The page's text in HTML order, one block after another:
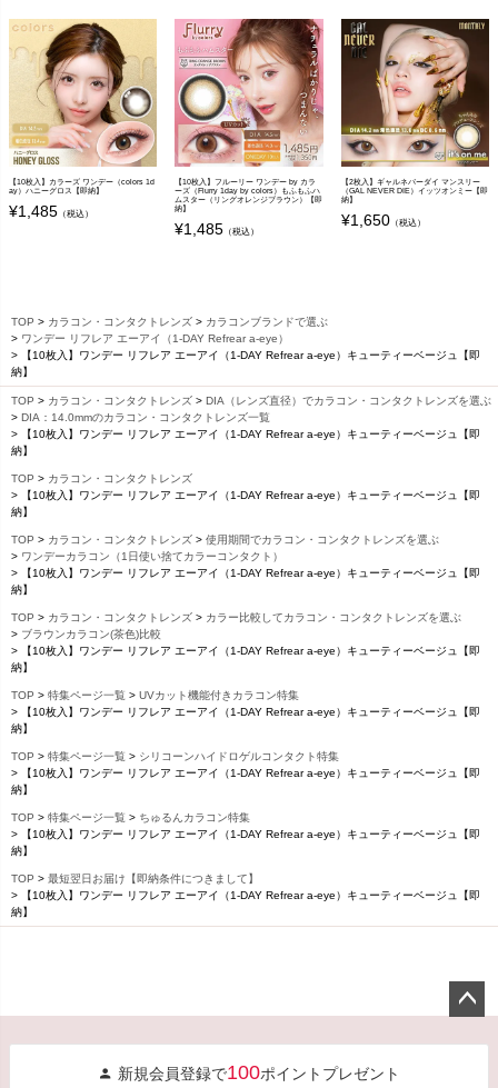
【10枚入】カラーズ ワンデー（colors 1d
ay）ハニーグロス【即納】
¥1,485 （税込）
【10枚入】フルーリー ワンデー by カラ
ーズ（Flurry 1day by colors）もふもふハ
ムスター（リングオレンジブラウン）【即
納】
¥1,485 （税込）
【2枚入】ギャルネバーダイ マンスリー
（GAL NEVER DIE）イッツオンミー【即
納】
¥1,650（税込）
TOP カラコン・コンタクトレンズ
カラコンブランドで選ぶ
ワンデー リフレア エーアイ（1-DAY Refrear a-eye）
【10枚入】ワンデー リフレア エーアイ（1-DAY Refrear a-eye）キューティーベージュ【即
納】
TOP カラコン・コンタクトレンズ
DIA（レンズ直径）でカラコン・コンタクトレンズを選ぶ
DIA：14.0mmのカラコン・コンタクトレンズ一覧
【10枚入】ワンデー リフレア エーアイ（1-DAY Refrear a-eye）キューティーベージュ【即
納】
TOP
カラコン・コンタクトレンズ
【10枚入】ワンデー リフレア エーアイ（1-DAY Refrear a-eye）キューティーベージュ【即
納】
TOP カラコン・コンタクトレンズ
使用期間でカラコン・コンタクトレンズを選ぶ
ワンデーカラコン（1日使い捨てカラーコンタクト）
【10枚入】ワンデー リフレア エーアイ（1-DAY Refrear a-eye）キューティーベージュ【即
納】
TOP カラコン・コンタクトレンズ
カラー比較してカラコン・コンタクトレンズを選ぶ
ブラウンカラコン(茶色)比較
【10枚入】ワンデー リフレア エーアイ（1-DAY Refrear a-eye）キューティーベージュ【即
納】
TOP 特集ページ一覧
UVカット機能付きカラコン特集
【10枚入】ワンデー リフレア エーアイ（1-DAY Refrear a-eye）キューティーベージュ【即
納】
TOP 特集ページ一覧
シリコーンハイドロゲルコンタクト特集
【10枚入】ワンデー リフレア エーアイ（1-DAY Refrear a-eye）キューティーベージュ【即
納】
TOP 特集ページ一覧
ちゅるんカラコン特集
【10枚入】ワンデー リフレア エーアイ（1-DAY Refrear a-eye）キューティーベージュ【即
納】
TOP
最短翌日お届け【即納条件につきまして】
【10枚入】ワンデー リフレア エーアイ（1-DAY Refrear a-eye）キューティーベージュ【即
納】
新規会員登録で100ポイントプレゼント